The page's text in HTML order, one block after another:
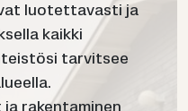
luotettavasti ja
kaikki
tarvitsee